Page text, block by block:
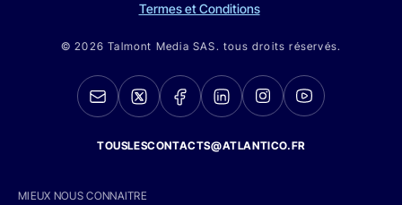
Termes et Conditions
© 2026 Talmont Media SAS. tous droits réservés.
TOUSLESCONTACTS@ATLANTICO.FR
MIEUX NOUS CONNAITRE